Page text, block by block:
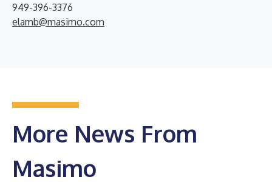
949-396-3376
elamb@masimo.com
More News From
Masimo